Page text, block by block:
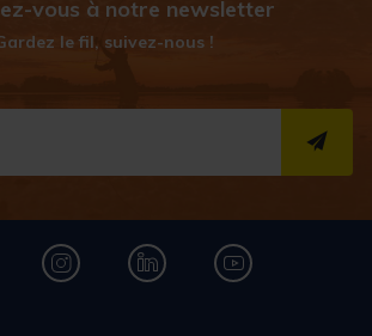
vous à notre newsletter
le fil, suivez-nous !